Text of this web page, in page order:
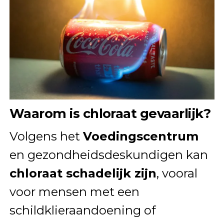
Waarom is chloraat gevaarlijk?
Volgens het Voedingscentrum
en gezondheidsdeskundigen kan
chloraat schadelijk zijn, vooral
voor mensen met een
schildklieraandoening of